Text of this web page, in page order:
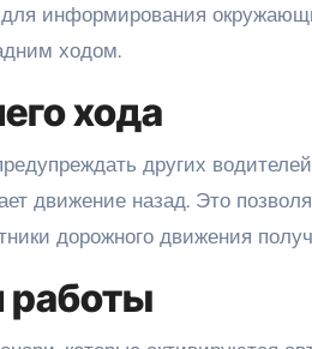
информирования
ходом.
хода
других
движение назад. Это
дорожного движения
работы